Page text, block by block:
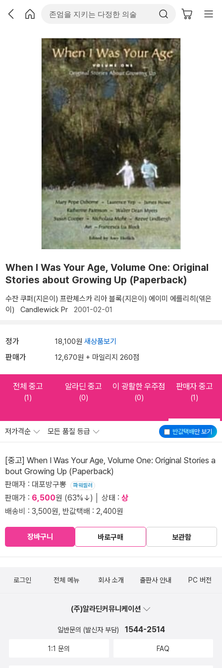
When I Was Your Age, Volume One: Original
Stories about Growing Up (Paperback)
수잔 쿠퍼(지은이) 프란체스카 리아 블록(지은이) 에이미 에를리히(엮은
이)
Candlewick Pr 2001-02-01
정가 18,100원 새상품보기
판매가 12,670원 + 마일리지 260점
전체 중고
(1)
알라딘 중고
(0)
이 광활한 우주점
(0)
판매자 중고
(1)
반값택배만 보기
저가격순 모든 품질 등급
[중고] When I Was Your Age, Volume One: Original Stories a
bout Growing Up (Paperback)
판매자 : 대포방구뽕 파워셀러
판매가 : 6,500원 (63%↓) │ 상태 : 상
배송비 : 3,500원, 반값택배 : 2,400원
장바구니 바로구매 보관함
로그인 전체 메뉴 회사 소개 출판사 안내 PC 버전
(주)알라딘커뮤니케이션
일반문의 (발신자 부담) 1544-2514
1:1 문의 FAQ